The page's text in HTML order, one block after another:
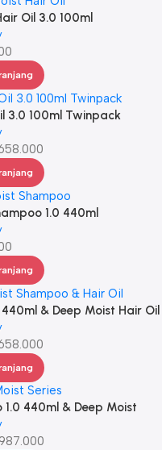
Oil 3.0 100ml
3.0 100ml Twinpack
1.0 440ml
& Deep Moist Hair Oil
440ml & Deep Moist
Hair Oil 3.0 100ml
987.000